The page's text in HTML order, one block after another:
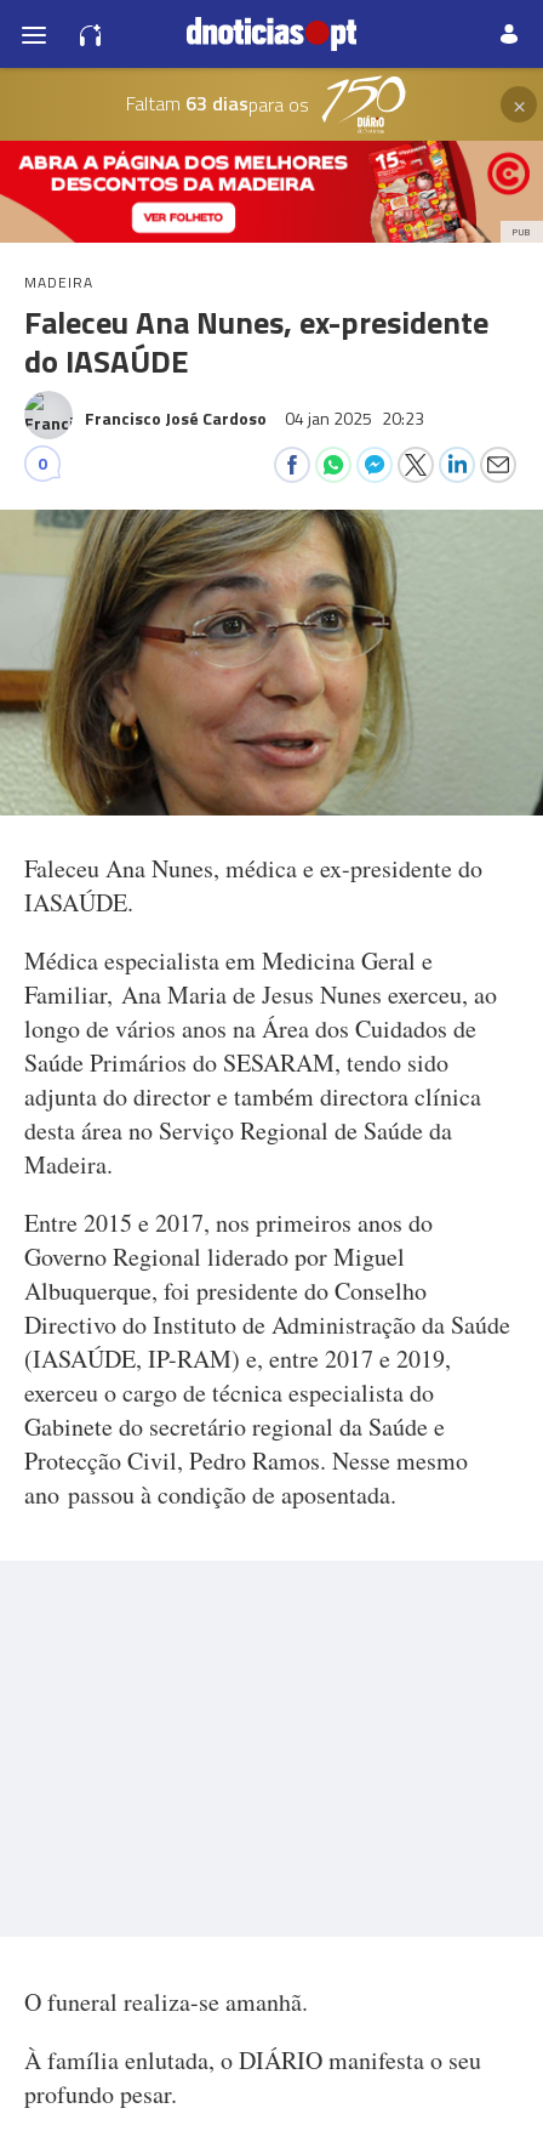
Faltam 63 diaspara os ×
PUB
MADEIRA
Faleceu Ana Nunes, ex-presidente
do IASAÚDE
Francisco José Cardoso 04 jan 2025 20:23
0
Faleceu Ana Nunes, médica e ex-presidente do
IASAÚDE.
Médica especialista em Medicina Geral e
Familiar, Ana Maria de Jesus Nunes exerceu, ao
longo de vários anos na Área dos Cuidados de
Saúde Primários do SESARAM, tendo sido
adjunta do director e também directora clínica
desta área no Serviço Regional de Saúde da
Madeira.
Entre 2015 e 2017, nos primeiros anos do
Governo Regional liderado por Miguel
Albuquerque, foi presidente do Conselho
Directivo do Instituto de Administração da Saúde
(IASAÚDE, IP-RAM) e, entre 2017 e 2019,
exerceu o cargo de técnica especialista do
Gabinete do secretário regional da Saúde e
Protecção Civil, Pedro Ramos. Nesse mesmo
ano passou à condição de aposentada.
O funeral realiza-se amanhã.
À família enlutada, o DIÁRIO manifesta o seu
profundo pesar.